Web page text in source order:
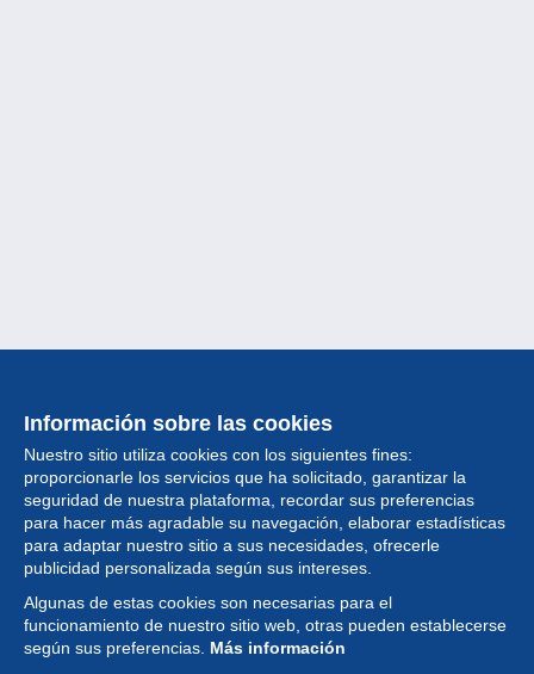
Información sobre las cookies
Nuestro sitio utiliza cookies con los siguientes fines:
proporcionarle los servicios que ha solicitado, garantizar la
seguridad de nuestra plataforma, recordar sus preferencias
para hacer más agradable su navegación, elaborar estadísticas
para adaptar nuestro sitio a sus necesidades, ofrecerle
publicidad personalizada según sus intereses.
Algunas de estas cookies son necesarias para el
funcionamiento de nuestro sitio web, otras pueden establecerse
según sus preferencias. Más información
Colección
Noticias
Funcionalidad